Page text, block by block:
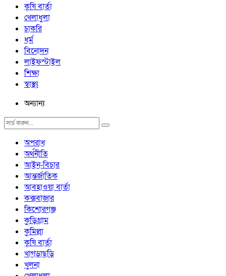
কৃষি বার্তা
খেলাধুলা
চাকরি
ধর্ম
বিনোদন
লাইফস্টাইল
শিক্ষা
স্বাস্থ্য
অন্যান্য
অপরাধ
অর্থনীতি
আইন-বিচার
আন্তর্জাতিক
আবহাওয়া বার্তা
কক্সবাজার
কিশোরগঞ্জ
কুড়িগ্রাম
কুমিল্লা
কৃষি বার্তা
খাগড়াছড়ি
খুলনা